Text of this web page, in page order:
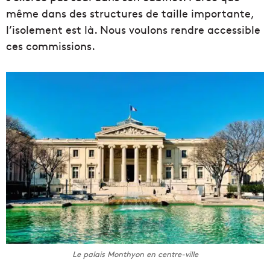
même dans des structures de taille importante,
l’isolement est là. Nous voulons rendre accessible
ces commissions.
Le palais Monthyon en centre-ville